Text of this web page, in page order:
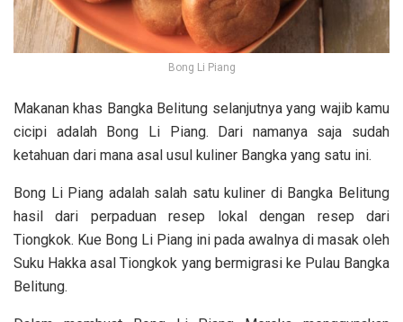
Bong Li Piang
Makanan khas Bangka Belitung selanjutnya yang wajib kamu
cicipi adalah Bong Li Piang. Dari namanya saja sudah
ketahuan dari mana asal usul kuliner Bangka yang satu ini.
Bong Li Piang adalah salah satu kuliner di Bangka Belitung
hasil dari perpaduan resep lokal dengan resep dari
Tiongkok. Kue Bong Li Piang ini pada awalnya di masak oleh
Suku Hakka asal Tiongkok yang bermigrasi ke Pulau Bangka
Belitung.